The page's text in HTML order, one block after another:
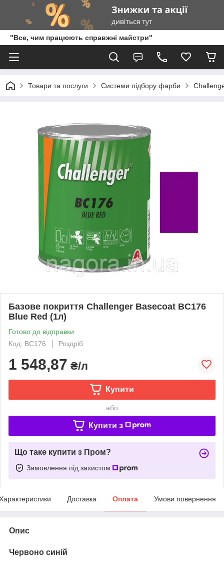
"Все, чим працюють справжні майстри"
Товари та послуги Системи підбору фарби
Базове покриття Challenger Basecoat BC176
Blue Red (1л)
Готово до відправки
Код: BC176
Роздріб
1 548,87 ₴/л
Купити
або
Купити з
Що таке купити з Пром?
Замовлення під захистом
Доставка Оплата Умови повернення
Опис
Червоно синій